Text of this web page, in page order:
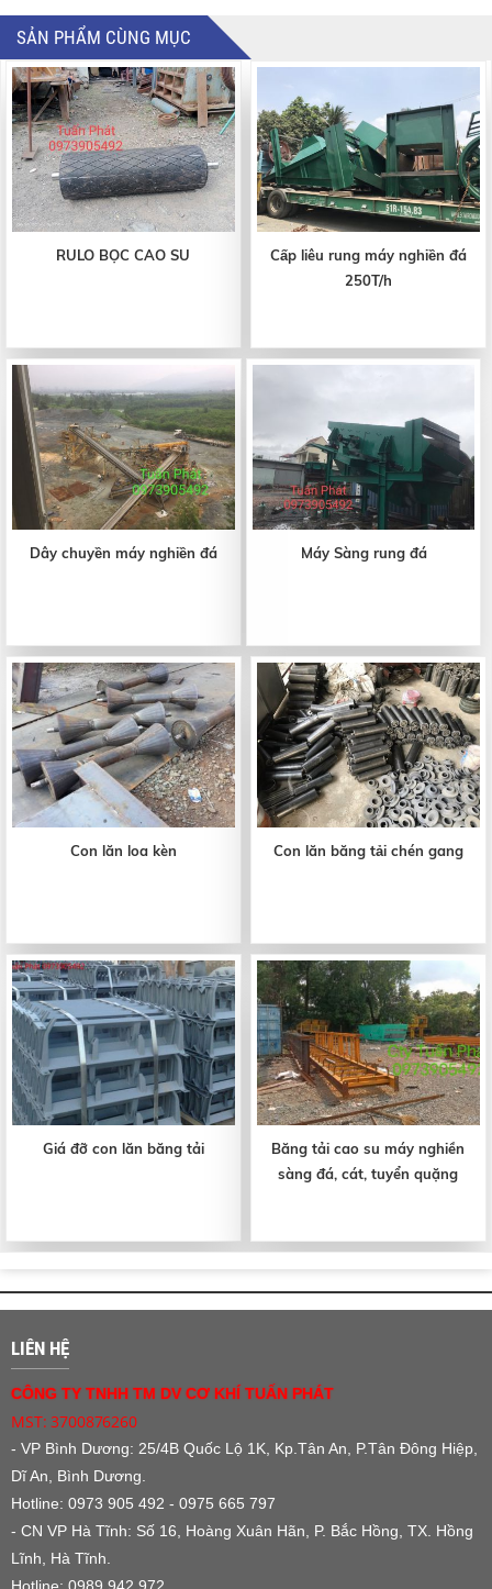
SẢN PHẨM CÙNG MỤC
RULO BỌC CAO SU
Cấp liêu rung máy nghiền đá
250T/h
Dây chuyền máy nghiền đá Máy Sàng rung đá
Con lăn loa kèn Con lăn băng tải chén gang
Giá đỡ con lăn băng tải
Băng tải cao su máy nghiền
sàng đá, cát, tuyển quặng
LIÊN HỆ
CÔNG TY TNHH TM DV CƠ KHÍ TUẤN PHÁT
MST: 3700876260
- VP Bình Dương: 25/4B Quốc Lộ 1K, Kp.Tân An, P.Tân Đông Hiệp,
Dĩ An, Bình Dương.
Hotline: 0973 905 492 - 0975 665 797
- CN VP Hà Tĩnh: Số 16, Hoàng Xuân Hãn, P. Bắc Hồng, TX. Hồng
Lĩnh, Hà Tĩnh.